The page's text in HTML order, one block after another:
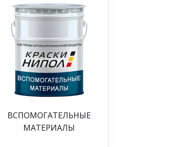
ВСПОМОГАТЕЛЬНЫЕ
МАТЕРИАЛЫ